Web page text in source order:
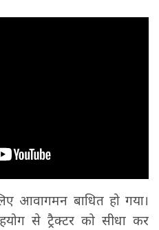
आवागमन बाधित हो गया।
से ट्रैक्टर को सीधा कर